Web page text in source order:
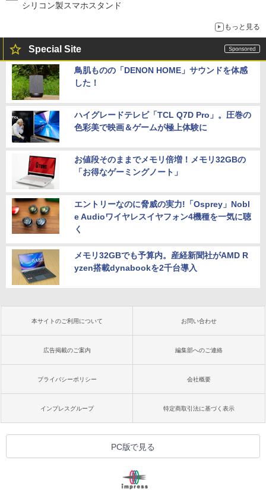
シリコン製スマホスタンド
もっと見る
Special Site
鳥肌ものの「DENON HOME」サウンドを体感
した！
ハイグレードテレビ「TCL Q7D Pro」。圧巻の
色彩美で映画＆ゲームが極上体験に
お値段そのままでメモリ倍増！メモリ32GBの
「お得なゲーミングノート」
エントリーなのに脅威の実力!「Osprey」Nobl
e Audioワイヤレスイヤフォン4機種を一気に聴
く
メモリ32GBでも予算内。産経新聞社がAMD R
yzen搭載dynabookを2千台導入
本サイトのご利用について お問い合わせ
広告掲載のご案内 編集部へのご連絡
プライバシーポリシー 会社概要
インプレスグループ 特定商取引法に基づく表示
PC版で見る